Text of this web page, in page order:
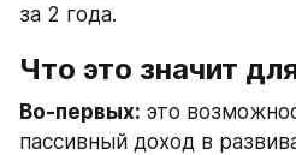
за 2 года.
Что это значит
Во-первых: это
пассивный доход в